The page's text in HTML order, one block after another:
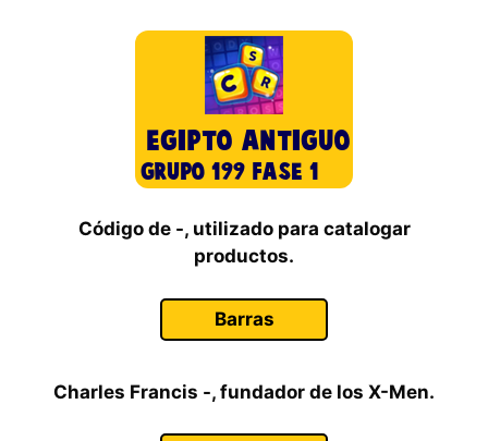
Código de -, utilizado para catalogar
productos.
Barras
Charles Francis -, fundador de los X-Men.